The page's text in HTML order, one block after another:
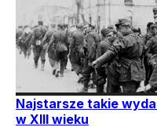
Najstarsze takie
w XIII wieku